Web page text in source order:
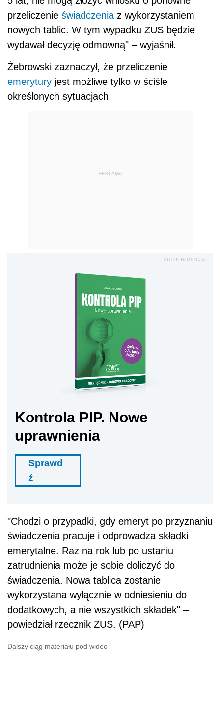
przeliczenie świadczenia z wykorzystaniem
nowych tablic. W tym wypadku ZUS będzie
wydawał decyzję odmowną" – wyjaśnił.
Żebrowski zaznaczył, że przeliczenie
emerytury jest możliwe tylko w ściśle
określonych sytuacjach.
REKLAMA
AUTOPROMOCJA
Kontrola PIP. Nowe
uprawnienia
Sprawd
ź
"Chodzi o przypadki, gdy emeryt po przyznaniu
świadczenia pracuje i odprowadza składki
emerytalne. Raz na rok lub po ustaniu
zatrudnienia może je sobie doliczyć do
świadczenia. Nowa tablica zostanie
wykorzystana wyłącznie w odniesieniu do
dodatkowych, a nie wszystkich składek" –
powiedział rzecznik ZUS. (PAP)
Dalszy ciąg materiału pod wideo